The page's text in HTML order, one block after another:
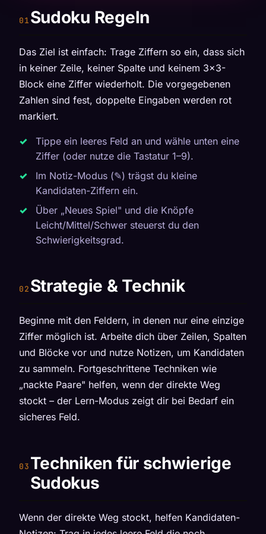
Sudoku Regeln
Das Ziel ist einfach: Trage Ziffern so ein, dass sich
in keiner Zeile, keiner Spalte und keinem 3×3-
Block eine Ziffer wiederholt. Die vorgegebenen
Zahlen sind fest, doppelte Eingaben werden rot
markiert.
Tippe ein leeres Feld an und wähle unten eine
Ziffer (oder nutze die Tastatur 1–9).
Im Notiz-Modus (✎) trägst du kleine
Kandidaten-Ziffern ein.
Über „Neues Spiel" und die Knöpfe
Leicht/Mittel/Schwer steuerst du den
Schwierigkeitsgrad.
Strategie & Technik
Beginne mit den Feldern, in denen nur eine einzige
Ziffer möglich ist. Arbeite dich über Zeilen, Spalten
und Blöcke vor und nutze Notizen, um Kandidaten
zu sammeln. Fortgeschrittene Techniken wie
„nackte Paare" helfen, wenn der direkte Weg
stockt – der Lern-Modus zeigt dir bei Bedarf ein
sicheres Feld.
Techniken für schwierige
Sudokus
Wenn der direkte Weg stockt, helfen Kandidaten-